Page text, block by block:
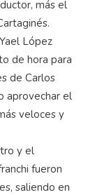
más el
López
de hora para
de Carlos
aprovechar el
veloces y
y el
fueron
saliendo en